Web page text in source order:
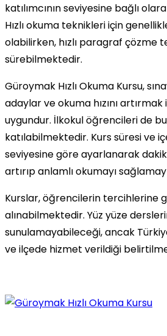
katılımcının seviyesine bağlı
Hızlı okuma teknikleri için
olabilirken, hızlı paragraf çözme
sürebilmektedir.
Güroymak Hızlı Okuma Kursu,
adaylar ve okuma hızını
uygundur. İlkokul öğrencileri de
katılabilmektedir. Kurs süresi ve
seviyesine göre ayarlanarak
artırıp anlamlı okumayı
Kurslar, öğrencilerin tercihlerine
alınabilmektedir. Yüz yüze
sunulamayabileceği, ancak
ve ilçede hizmet verildiği